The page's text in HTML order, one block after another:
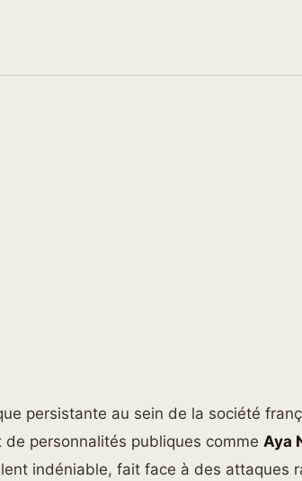
persistante au sein de la société
de personnalités publiques comme Aya
indéniable, fait face à des attaques